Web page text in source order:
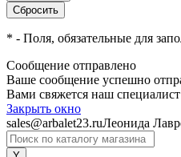
* - Поля, обязательные для
Сообщение отправлено
Ваше сообщение успешно
Вами свяжется наш специалист
Закрыть окно
sales@arbalet23.ruЛеонида